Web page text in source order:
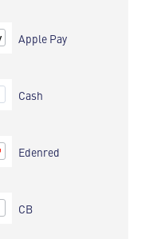
Apple Pay
Cash
Edenred
CB